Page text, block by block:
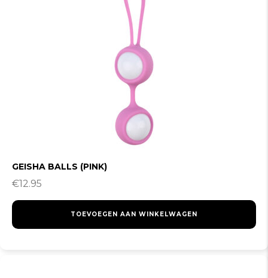
GEISHA BALLS (PINK)
€12.95
TOEVOEGEN AAN WINKELWAGEN